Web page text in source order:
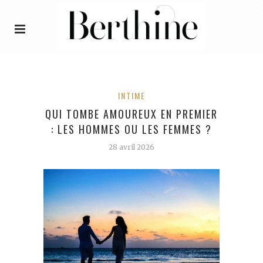
INTIME
QUI TOMBE AMOUREUX EN PREMIER
: LES HOMMES OU LES FEMMES ?
28 avril 2026